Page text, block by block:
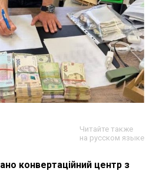
Читайте также
на русском языке
конвертаційний центр з